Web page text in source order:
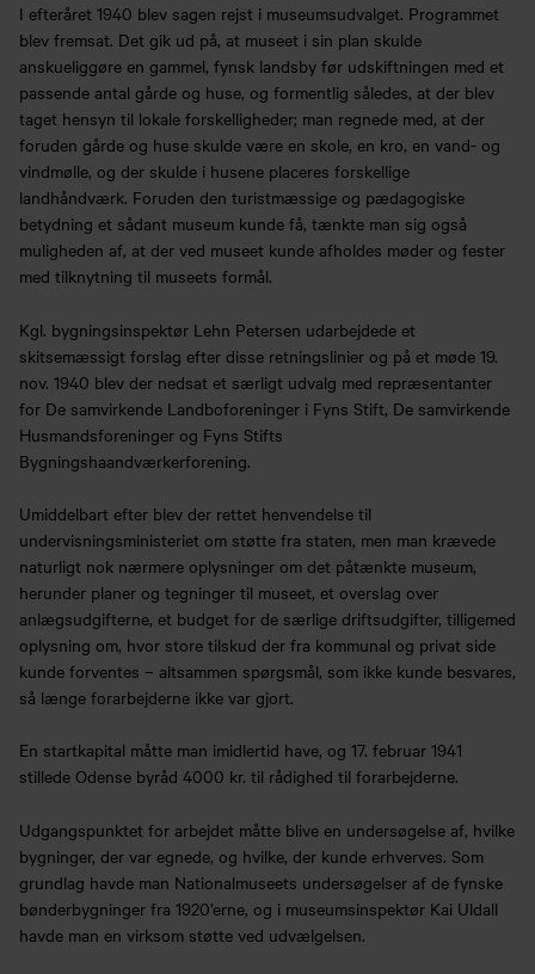
I efteråret 1940 blev sagen rejst i museumsudvalget. Programmet
blev fremsat. Det gik ud på, at museet i sin plan skulde
anskueliggøre en gammel, fynsk landsby før udskiftningen med et
passende antal gårde og huse, og formentlig således, at der blev
taget hensyn til lokale forskelligheder; man regnede med, at der
foruden gårde og huse skulde være en skole, en kro, en vand- og
vindmølle, og der skulde i husene placeres forskellige
landhåndværk. Foruden den turistmæssige og pædagogiske
betydning et sådant museum kunde få, tænkte man sig også
muligheden af, at der ved museet kunde afholdes møder og fester
med tilknytning til museets formål.
Kgl. bygningsinspektør Lehn Petersen udarbejdede et
skitsemæssigt forslag efter disse retningslinier og på et møde 19.
nov. 1940 blev der nedsat et særligt udvalg med repræsentanter
for De samvirkende Landboforeninger i Fyns Stift, De samvirkende
Husmandsforeninger og Fyns Stifts
Bygningshaandværkerforening.
Umiddelbart efter blev der rettet henvendelse til
undervisningsministeriet om støtte fra staten, men man krævede
naturligt nok nærmere oplysninger om det påtænkte museum,
herunder planer og tegninger til museet, et overslag over
anlægsudgifterne, et budget for de særlige driftsudgifter, tilligemed
oplysning om, hvor store tilskud der fra kommunal og privat side
kunde forventes – altsammen spørgsmål, som ikke kunde besvares,
så længe forarbejderne ikke var gjort.
En startkapital måtte man imidlertid have, og 17. februar 1941
stillede Odense byråd 4000 kr. til rådighed til forarbejderne.
Udgangspunktet for arbejdet måtte blive en undersøgelse af, hvilke
bygninger, der var egnede, og hvilke, der kunde erhverves. Som
grundlag havde man Nationalmuseets undersøgelser af de fynske
bønderbygninger fra 1920’erne, og i museumsinspektør Kai Uldall
havde man en virksom støtte ved udvælgelsen.